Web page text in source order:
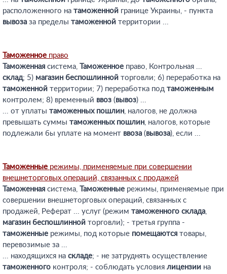
расположенного на таможенной границе Украины, - пункта
вывоза за пределы таможенной территории ...
Таможенное право
Таможенная система, Таможенное право, Контрольная ...
склад; 5) магазин беспошлинной торговли; 6) переработка на
таможенной территории; 7) переработка под таможенным
контролем; 8) временный ввоз (вывоз) ...
... от уплаты таможенных пошлин, налогов, не должна
превышать суммы таможенных пошлин, налогов, которые
подлежали бы уплате на момент ввоза (вывоза), если ...
Таможенные режимы, применяемые при совершении
внешнеторговых операций, связанных с продажей
Таможенная система, Таможенные режимы, применяемые при
совершении внешнеторговых операций, связанных с
продажей, Реферат ... услуг (режим таможенного склада,
магазин беспошлинной торговли); - третья группа -
таможенные режимы, под которые помещаются товары,
перевозимые за ...
... находящихся на складе; - не затруднять осуществление
таможенного контроля; - соблюдать условия лицензии на